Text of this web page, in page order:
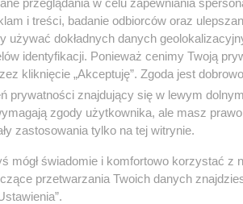
ktoś inny. Tak było na początku
wtedy Dobromir Sośnierz.
Kobiet trzech posłów Konfederacji
wolnościowców i narodowców.
swoją partię, ale dotychczas nie
powodach pisaliśmy
i treści, badanie odbiorców oraz
dokładnych danych
identyfikacji. Ponieważ cenimy Twoją
kliknięcie „Akceptuję”. Zgoda jest
prywatności znajdujący się w lewym
zgody użytkownika, ale masz
zastosowania tylko na tej witrynie.
mógł świadomie i komfortowo korzystać z
przetwarzania Twoich danych